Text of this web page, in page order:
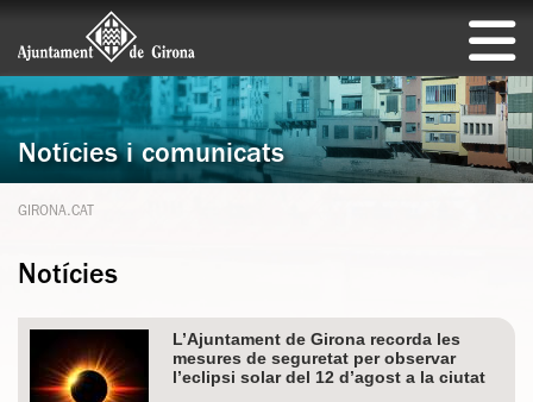
Notícies i comunicats
GIRONA.CAT
Notícies
L’Ajuntament de Girona recorda les
mesures de seguretat per observar
l’eclipsi solar del 12 d’agost a la ciutat